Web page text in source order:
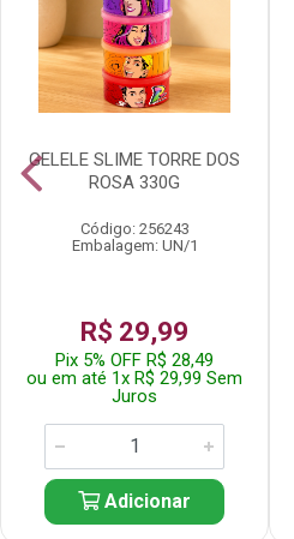
GELELE SLIME TORRE DOS
ROSA 330G
Código: 256243
Embalagem: UN/1
R$ 29,99
Pix 5% OFF R$ 28,49
ou em até 1x R$ 29,99 Sem
Juros
Adicionar